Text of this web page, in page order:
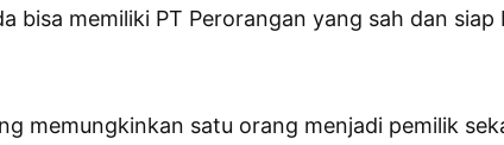
bisa memiliki PT Perorangan yang sah dan
memungkinkan satu orang menjadi pemilik